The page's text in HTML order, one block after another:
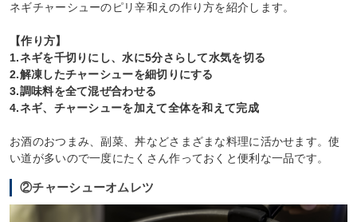
ネギチャーシューのピリ辛和えの作り方を紹介します。
【作り方】
1.ネギを千切りにし、水に5分さらして水気を切る
2.解凍したチャーシューを細切りにする
3.調味料を全て混ぜ合わせる
4.ネギ、チャーシューを加えて全体を和えて完成
お酒のおつまみ、副菜、丼などさまざまな料理に活かせます。使
い道が多いので一度にたくさん作っておくと便利な一品です。
②チャーシューオムレツ